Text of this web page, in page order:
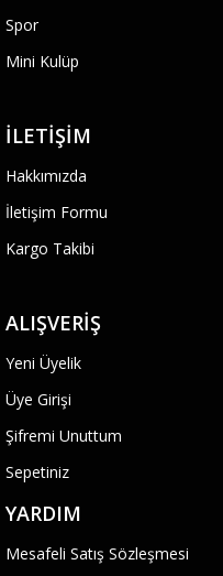
Spor
Mini Kulüp
İLETIŞIM
Hakkımızda
İletişim Formu
Kargo Takibi
ALIŞVERIŞ
Yeni Üyelik
Üye Girişi
Şifremi Unuttum
Sepetiniz
YARDIM
Mesafeli Satış Sözleşmesi